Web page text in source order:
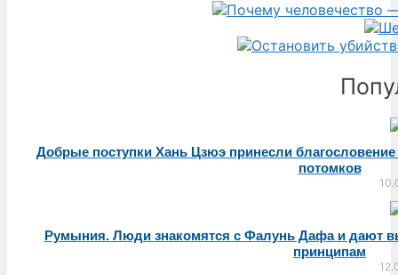
Добрые поступки Хань Цзюэ принесли
потомков
Румыния. Люди знакомятся с Фалунь Дафа и дают
принципам